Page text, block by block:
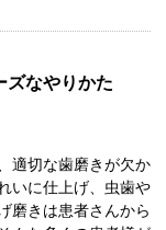
ズなやりかた
適切な歯磨きが欠か
いに仕上げ、虫歯や
磨きは患者さんから